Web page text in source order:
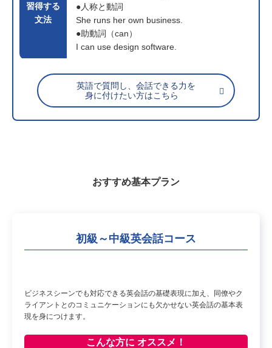
習得する
文法
●人称と動詞
She runs her own business.
●助動詞（can）
I can use design software.
英語で質問し、会話できる力を
身に付けたい方はこちら
おすすめ基本プラン
初級～中級英会話コース
ビジネスシーンでも対応できる英会話の基礎表現に加え、同僚やク
ライアントとのコミュニケーションにも欠かせない英会話の基本表
現を身につけます。
こんな方に オススメ！